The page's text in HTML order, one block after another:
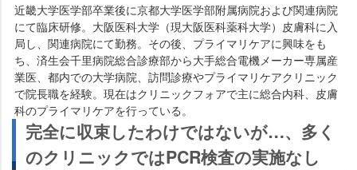
近畿大学医学部卒業後に京都大学医学部附属病院および関連病院
にて臨床研修。大阪医科大学（現大阪医科薬科大学）皮膚科に入
局し、関連病院にて勤務。その後、プライマリケアに興味をも
ち、済生会千里病院総合診療部から大手総合電機メーカー専属産
業医、都内での大学病院、訪問診療やプライマリケアクリニック
で院長職を経験。現在はクリニックフォアで主に総合内科、皮膚
科のプライマリケアを行っている。
完全に収束したわけではないが…、多く
のクリニックではPCR検査の実施なし